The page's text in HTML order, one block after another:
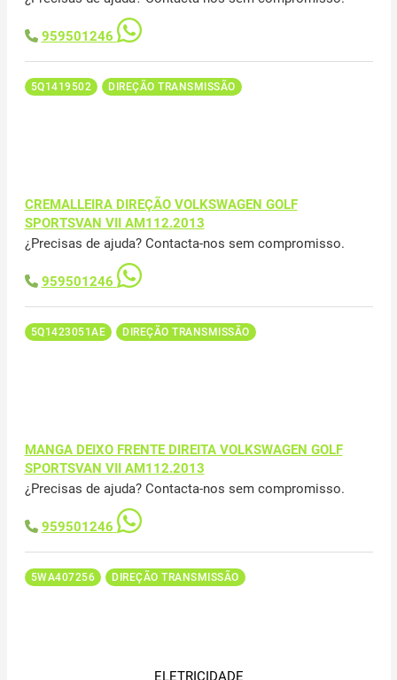
959501246
5Q1419502 DIREÇÃO TRANSMISSÃO
CREMALLEIRA DIREÇÃO VOLKSWAGEN GOLF
SPORTSVAN VII AM112.2013
¿Precisas de ajuda? Contacta-nos sem compromisso.
959501246
5Q1423051AE DIREÇÃO TRANSMISSÃO
MANGA DEIXO FRENTE DIREITA VOLKSWAGEN GOLF
SPORTSVAN VII AM112.2013
¿Precisas de ajuda? Contacta-nos sem compromisso.
959501246
5WA407256 DIREÇÃO TRANSMISSÃO
ELETRICIDADE